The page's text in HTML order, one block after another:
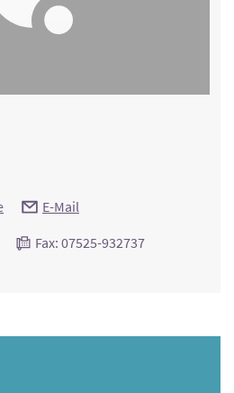
E-Mail
Fax: 07525-932737